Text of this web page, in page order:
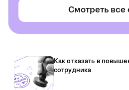
Смотреть все
Как отказать в
сотрудника